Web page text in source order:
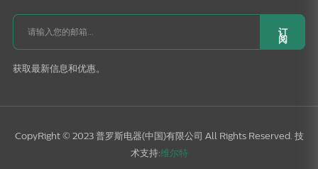
订
阅
获取最新信息和优惠。
CopyRight © 2023 普罗斯电器(中国)有限公司 All Rights Reserved. 技
术支持:维尔特